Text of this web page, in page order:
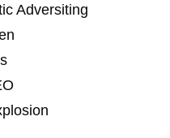
Adversiting